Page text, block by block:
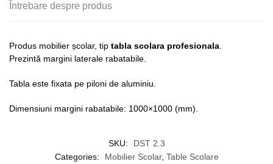
Întrebare despre produs
Produs mobilier școlar, tip tabla scolara profesionala.
Prezintă margini laterale rabatabile.
Tabla este fixata pe piloni de aluminiu.
Dimensiuni margini rabatabile: 1000×1000 (mm).
SKU:
DST 2.3
Categories:
Mobilier Scolar, Table Scolare